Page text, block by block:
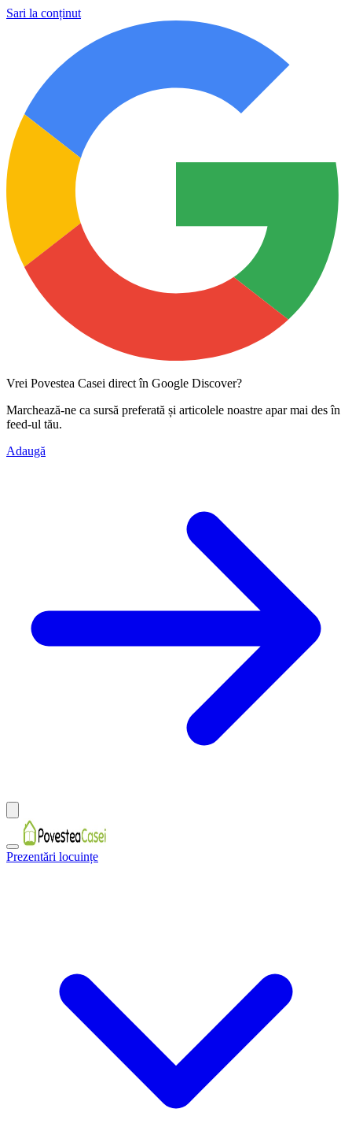
Sari la conținut
Vrei Povestea Casei direct în Google Discover?
Marchează-ne ca sursă preferată și articolele noastre apar mai des în
feed-ul tău.
Adaugă
Prezentări locuințe